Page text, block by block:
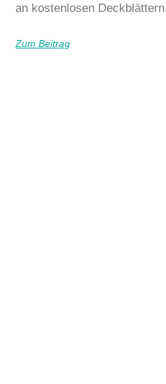
an kostenlosen
Zum Beitrag